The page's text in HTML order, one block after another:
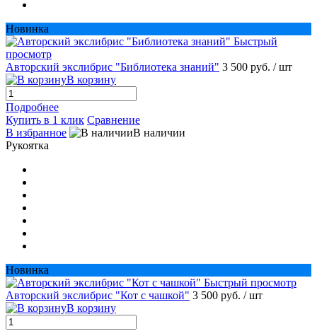
Новинка
Быстрый
просмотр
Авторский экслибрис "Библиотека знаний" 3 500 руб. / шт
В корзину
Подробнее
Купить в 1 клик Сравнение
В избранное
В наличии
Рукоятка
Новинка
Быстрый просмотр
Авторский экслибрис "Кот с чашкой" 3 500 руб. / шт
В корзину